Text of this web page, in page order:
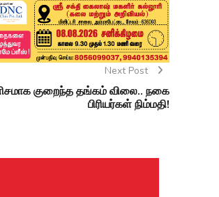
Next Post
குறைந்த தங்கம் விலை.. நகை
பிரியர்கள் நிம்மதி!